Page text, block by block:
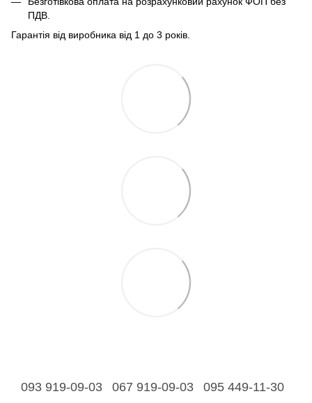
ПДВ.
Гарантія від виробника від 1 до 3 років.
093 919-09-03 067 919-09-03 095 449-11-30